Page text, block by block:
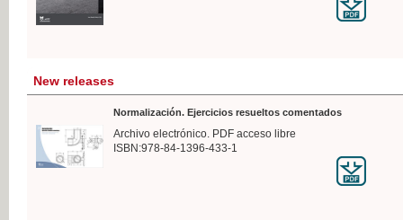
New releases
Normalización. Ejercicios resueltos comentados
Archivo electrónico. PDF acceso libre
ISBN:978-84-1396-433-1